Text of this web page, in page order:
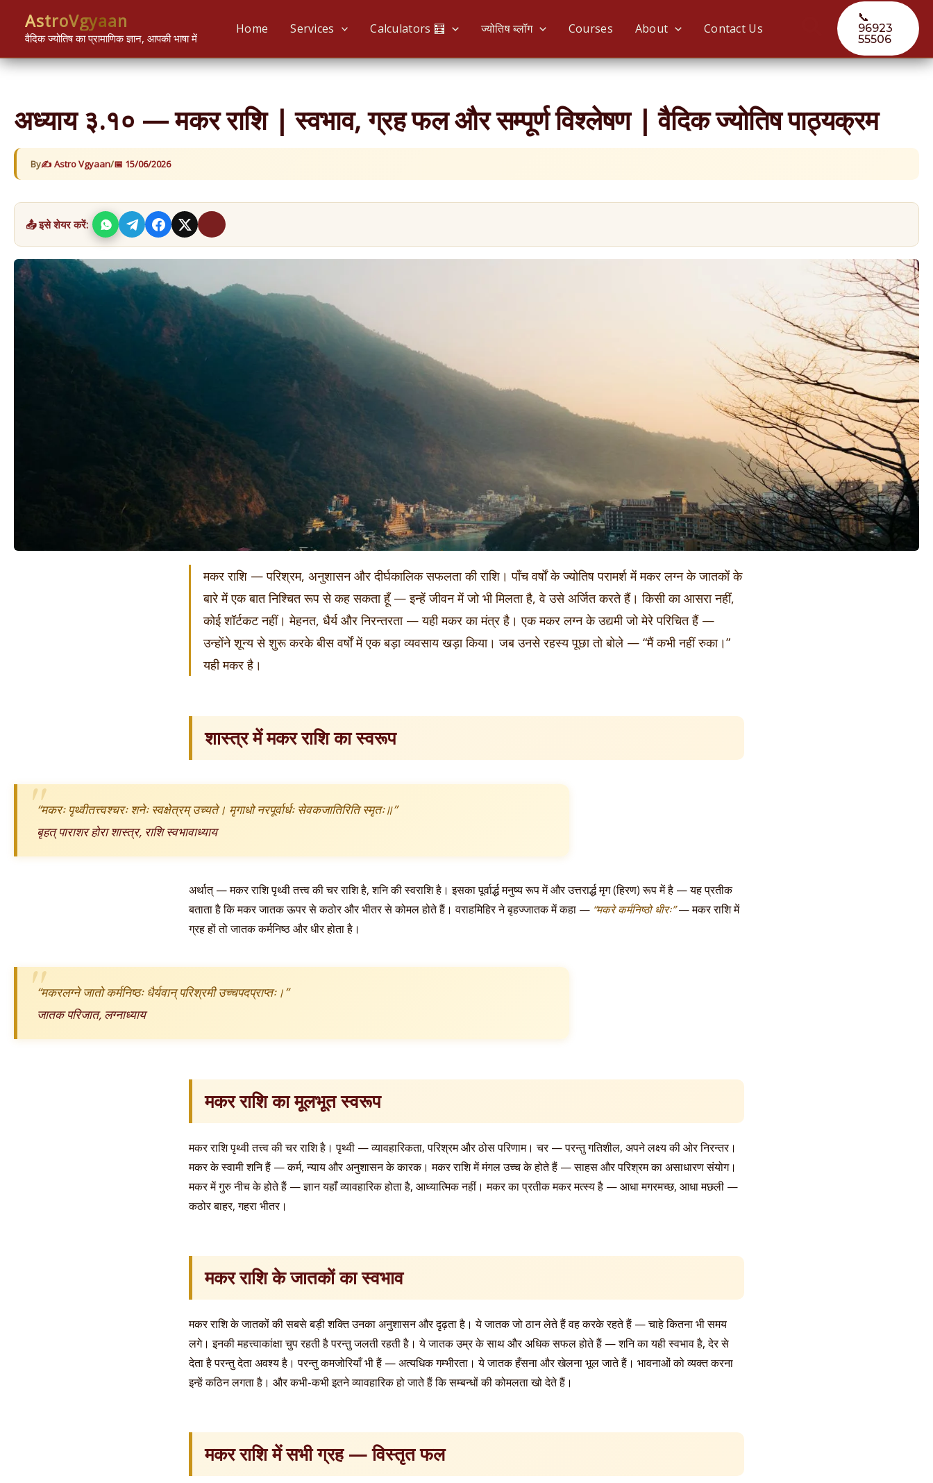
content
AstroVgyaan
वैदिक ज्योतिष का प्रामाणिक ज्ञान, आपकी भाषा में
Home Services Calculators 🧮 ज्योतिष ब्लॉग Courses About Contact Us Search
📞
96923
55506
अध्याय ३.१० — मकर राशि | स्वभाव, ग्रह फल और सम्पूर्ण विश्लेषण | वैदिक ज्योतिष पाठ्यक्रम
By Astro Vgyaan/ 15/06/2026
📤 इसे शेयर करें:
मकर राशि — परिश्रम, अनुशासन और दीर्घकालिक सफलता की राशि। पाँच वर्षों के ज्योतिष परामर्श में मकर लग्न के जातकों के
बारे में एक बात निश्चित रूप से कह सकता हूँ — इन्हें जीवन में जो भी मिलता है, वे उसे अर्जित करते हैं। किसी का आसरा नहीं,
कोई शॉर्टकट नहीं। मेहनत, धैर्य और निरन्तरता — यही मकर का मंत्र है। एक मकर लग्न के उद्यमी जो मेरे परिचित हैं —
उन्होंने शून्य से शुरू करके बीस वर्षों में एक बड़ा व्यवसाय खड़ा किया। जब उनसे रहस्य पूछा तो बोले — “मैं कभी नहीं रुका।”
यही मकर है।
शास्त्र में मकर राशि का स्वरूप
“मकरः पृथ्वीतत्त्वश्चरः शनेः स्वक्षेत्रम् उच्यते। मृगाधो नरपूर्वार्धः सेवकजातिरिति स्मृतः॥”
बृहत् पाराशर होरा शास्त्र, राशि स्वभावाध्याय
अर्थात् — मकर राशि पृथ्वी तत्त्व की चर राशि है, शनि की स्वराशि है। इसका पूर्वार्द्ध मनुष्य रूप में और उत्तरार्द्ध मृग (हिरण) रूप में है — यह प्रतीक
बताता है कि मकर जातक ऊपर से कठोर और भीतर से कोमल होते हैं। वराहमिहिर ने बृहज्जातक में कहा — “मकरे कर्मनिष्ठो धीरः”— मकर राशि में
ग्रह हों तो जातक कर्मनिष्ठ और धीर होता है।
“मकरलग्ने जातो कर्मनिष्ठः धैर्यवान् परिश्रमी उच्चपदप्राप्तः।”
जातक परिजात, लग्नाध्याय
मकर राशि का मूलभूत स्वरूप
मकर राशि पृथ्वी तत्त्व की चर राशि है। पृथ्वी — व्यावहारिकता, परिश्रम और ठोस परिणाम। चर — परन्तु गतिशील, अपने लक्ष्य की ओर निरन्तर।
मकर के स्वामी शनि हैं — कर्म, न्याय और अनुशासन के कारक। मकर राशि में मंगल उच्च के होते हैं — साहस और परिश्रम का असाधारण संयोग।
मकर में गुरु नीच के होते हैं — ज्ञान यहाँ व्यावहारिक होता है, आध्यात्मिक नहीं। मकर का प्रतीक मकर मत्स्य है — आधा मगरमच्छ, आधा मछली —
कठोर बाहर, गहरा भीतर।
मकर राशि के जातकों का स्वभाव
मकर राशि के जातकों की सबसे बड़ी शक्ति उनका अनुशासन और दृढ़ता है। ये जातक जो ठान लेते हैं वह करके रहते हैं — चाहे कितना भी समय
लगे। इनकी महत्त्वाकांक्षा चुप रहती है परन्तु जलती रहती है। ये जातक उम्र के साथ और अधिक सफल होते हैं — शनि का यही स्वभाव है, देर से
देता है परन्तु देता अवश्य है। परन्तु कमजोरियाँ भी हैं — अत्यधिक गम्भीरता। ये जातक हँसना और खेलना भूल जाते हैं। भावनाओं को व्यक्त करना
इन्हें कठिन लगता है। और कभी-कभी इतने व्यावहारिक हो जाते हैं कि सम्बन्धों की कोमलता खो देते हैं।
मकर राशि में सभी ग्रह — विस्तृत फल